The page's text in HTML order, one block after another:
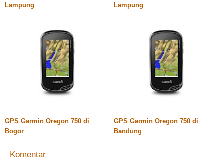
Lampung
Lampung
GPS Garmin Oregon 750 di
Bogor
GPS Garmin Oregon 750 di
Bandung
Komentar